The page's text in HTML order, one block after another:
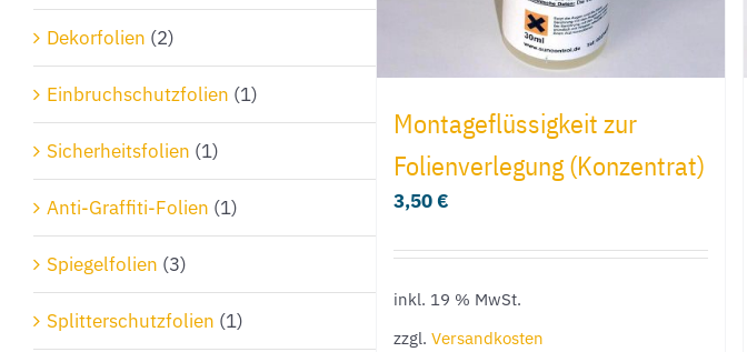
Montageflüssigkeit zur
Folienverlegung (Konzentrat)
3,50€
inkl. 19 % MwSt.
zzgl.Versandkosten
Dekorfolien (2)
Einbruchschutzfolien (1)
Sicherheitsfolien (1)
Anti-Graffiti-Folien (1)
Spiegelfolien (3)
Splitterschutzfolien (1)